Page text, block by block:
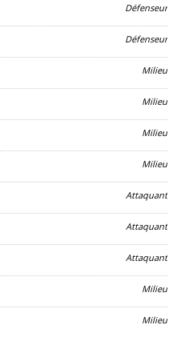
Défenseur
Défenseur
Milieu
Milieu
Milieu
Milieu
Attaquant
Attaquant
Attaquant
Milieu
Milieu